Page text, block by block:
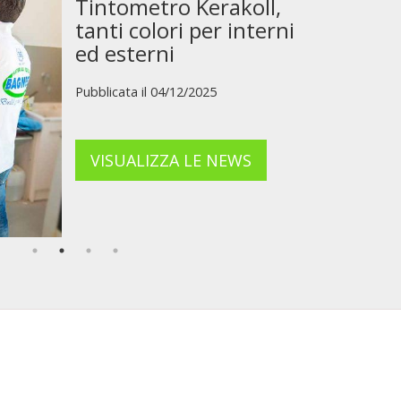
Tintometro Kerakoll,
tanti colori per interni
ed esterni
Pubblicata il 04/12/2025
VISUALIZZA LE NEWS